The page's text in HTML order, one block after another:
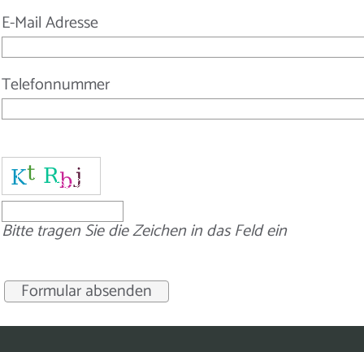
E-Mail Adresse
Telefonnummer
Bitte tragen Sie die Zeichen in das Feld ein